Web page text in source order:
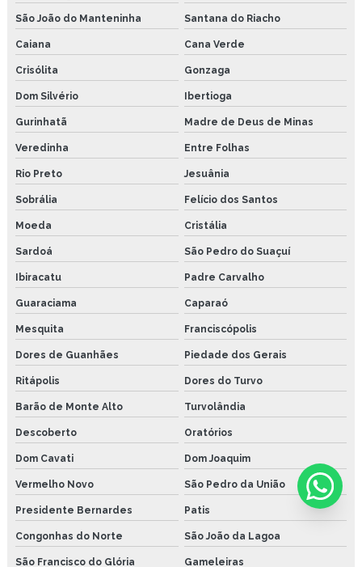
São João do Manteninha Santana do Riacho
Caiana Cana Verde
Crisólita Gonzaga
Dom Silvério Ibertioga
Gurinhatã Madre de Deus de Minas
Veredinha Entre Folhas
Rio Preto Jesuânia
Sobrália Felício dos Santos
Moeda Cristália
Sardoá São Pedro do Suaçuí
Ibiracatu Padre Carvalho
Guaraciama Caparaó
Mesquita Franciscópolis
Dores de Guanhães Piedade dos Gerais
Ritápolis Dores do Turvo
Barão de Monte Alto Turvolândia
Descoberto Oratórios
Dom Cavati Dom Joaquim
Vermelho Novo São Pedro da União
Presidente Bernardes Patis
Congonhas do Norte São João da Lagoa
São Francisco do Glória Gameleiras